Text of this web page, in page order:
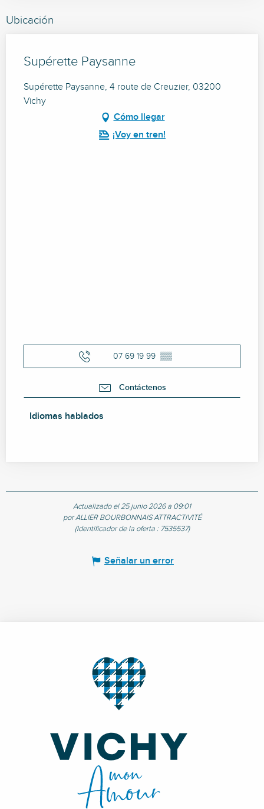
Ubicación
Supérette Paysanne
Supérette Paysanne, 4 route de Creuzier, 03200
Vichy
Cómo llegar
¡Voy en tren!
07 69 19 99 ▒▒
Contáctenos
Idiomas hablados
Idiomas hablados
Actualizado el 25 junio 2026 a 09:01
por ALLIER BOURBONNAIS ATTRACTIVITÉ
(Identificador de la oferta : 7535537)
Señalar un error